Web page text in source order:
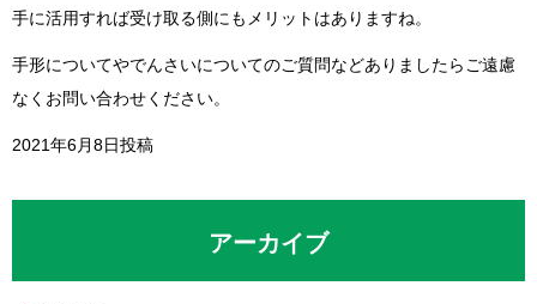
手に活用すれば受け取る側にもメリットはありますね。
手形についてやでんさいについてのご質問などありましたらご遠慮
なくお問い合わせください。
2021年6月8日投稿
アーカイブ